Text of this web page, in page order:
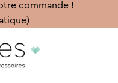
commande !